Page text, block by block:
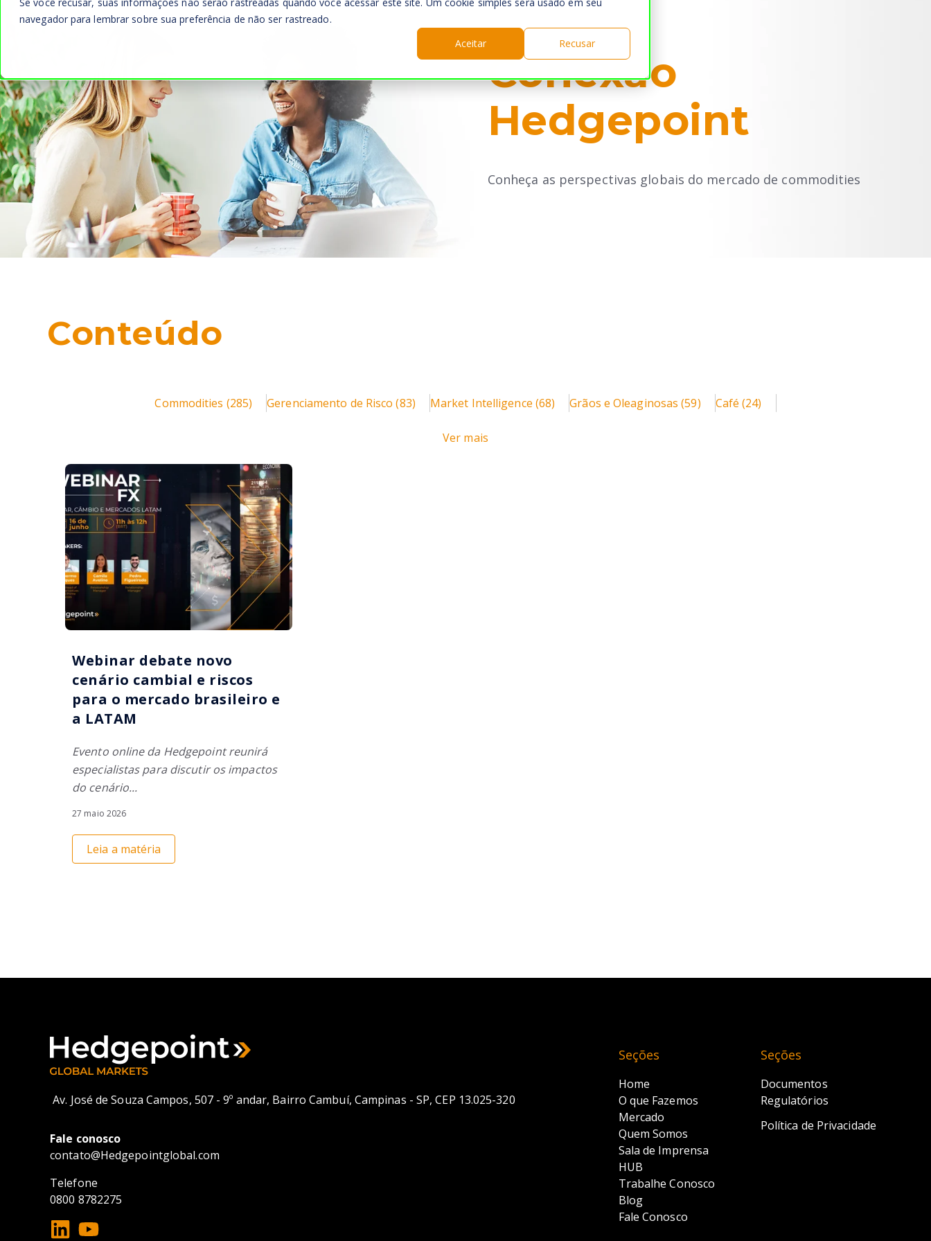
navegador para lembrar sobre sua preferência de não ser rastreado.
Aceitar
Recusar
Conexão
Hedgepoint
Conheça as perspectivas globais do mercado de commodities
Conteúdo
Commodities (285) Gerenciamento de Risco(83) Market Intelligence (68) Grãos e Oleaginosas(59) Café(24)
Ver mais
Webinar debate novo
cenário cambial e riscos
para o mercado brasileiro e
a LATAM
Evento online da Hedgepoint reunirá
especialistas para discutir os impactos
do cenário...
27 maio 2026
Leia a matéria
Av. José de Souza Campos, 507 - 9º andar, Bairro Cambuí, Campinas - SP, CEP 13.025-320
Fale conosco
contato@Hedgepointglobal.com
Telefone
0800 8782275
Seções
Home
O que Fazemos
Mercado
Quem Somos
Sala de Imprensa
HUB
Trabalhe Conosco
Blog
Fale Conosco
Seções
Documentos
Regulatórios
Política de Privacidade